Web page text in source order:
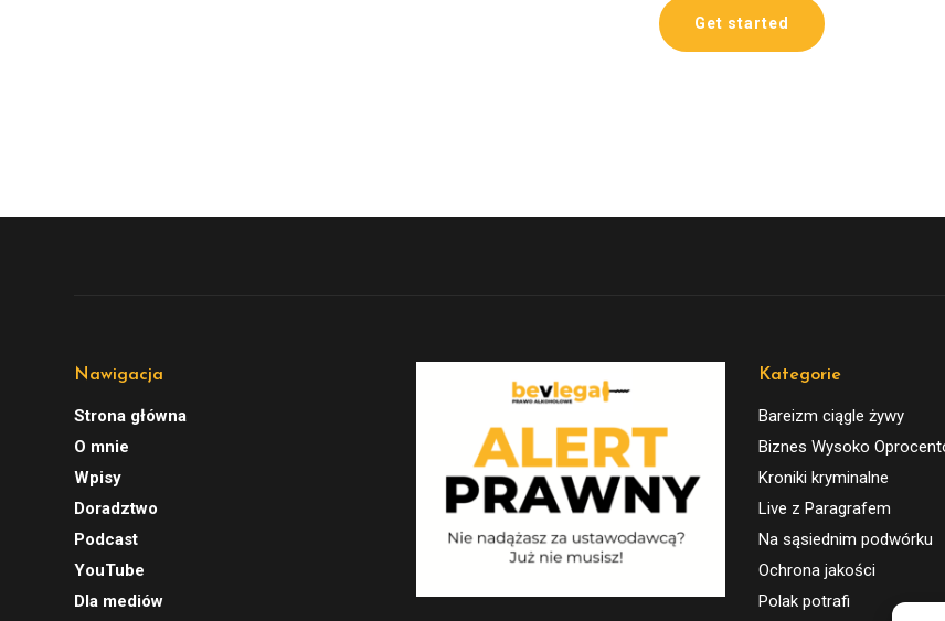
Get started
Nawigacja
Strona główna
O mnie
Wpisy
Doradztwo
Podcast
YouTube
Dla mediów
Kategorie
Bareizm ciągle żywy
Biznes Wysoko
Kroniki kryminalne
Live z Paragrafem
Na sąsiednim podwórku
Ochrona jakości
Polak potrafi